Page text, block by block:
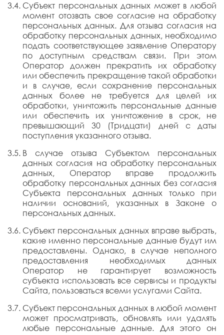
Субъект персональных данных может в любой
момент отозвать свое согласие на обработку
персональных данных. Для отзыва согласия на
обработку персональных данных, необходимо
подать соответствующее заявление Оператору
по доступным средствам связи. При этом
Оператор должен прекратить их обработку
или обеспечить прекращение такой обработки
и в случае, если сохранение персональных
данных более не требуется для целей их
обработки, уничтожить персональные данные
или обеспечить их уничтожение в срок, не
превышающий 30 (Тридцати) дней с даты
поступления указанного отзыва.
В случае отзыва Субъектом персональных
данных согласия на обработку персональных
данных, Оператор вправе продолжить
обработку персональных данных без согласия
Субъекта персональных данных только при
наличии оснований, указанных в Законе о
персональных данных.
Субъект персональных данных вправе выбрать,
какие именно персональные данные будут им
предоставлены. Однако, в случае неполного
предоставления необходимых данных
Оператор не гарантирует возможность
субъекта использовать все сервисы и продукты
Сайта, пользоваться всеми услугами Сайта.
Субъект персональных данных в любой момент
может просматривать, обновлять или удалять
любые персональные данные. Для этого он